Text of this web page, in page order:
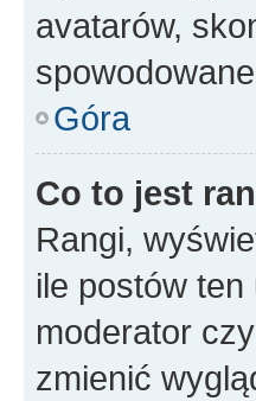
avatarów,
Góra
Co to jest
Rangi,
ile postów
moderator
zmienić